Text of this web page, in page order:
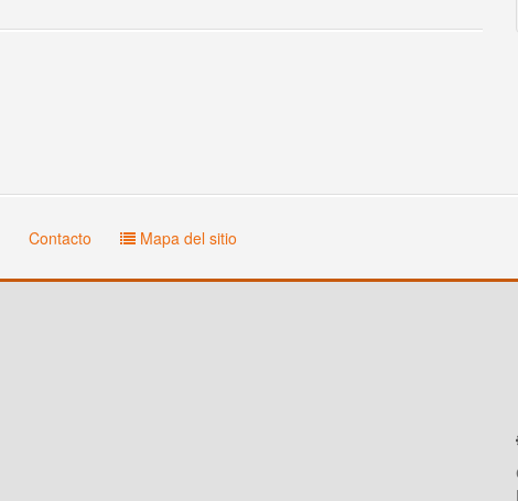
Contacto Mapa del sitio